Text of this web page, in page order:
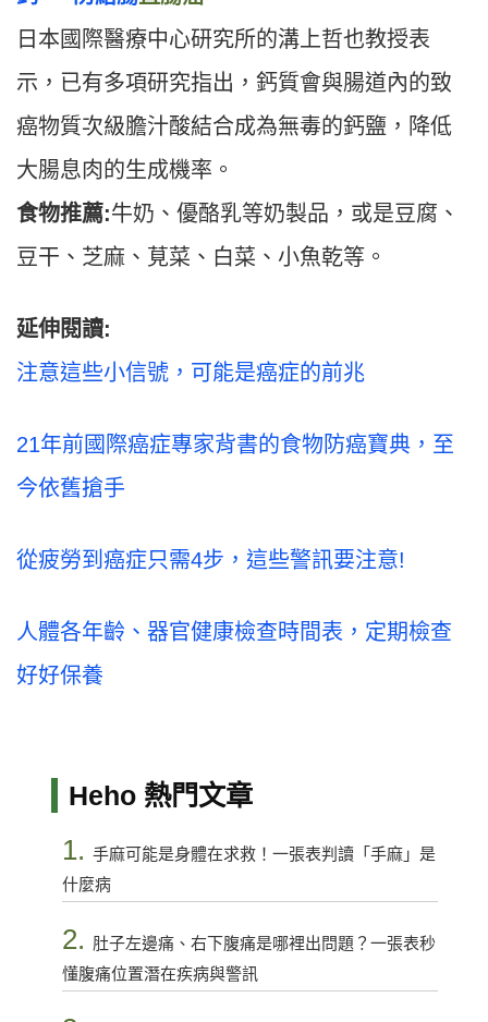
日本國際醫療中心研究所的溝上哲也教授表
示，已有多項研究指出，鈣質會與腸道內的致
癌物質次級膽汁酸結合成為無毒的鈣鹽，降低
大腸息肉的生成機率。
食物推薦:牛奶、優酪乳等奶製品，或是豆腐、
豆干、芝麻、莧菜、白菜、小魚乾等。
延伸閱讀:
注意這些小信號，可能是癌症的前兆
21年前國際癌症專家背書的食物防癌寶典，至
今依舊搶手
從疲勞到癌症只需4步，這些警訊要注意!
人體各年齡、器官健康檢查時間表，定期檢查
好好保養
Heho 熱門文章
1. 手麻可能是身體在求救！一張表判讀「手麻」是
什麼病
2. 肚子左邊痛、右下腹痛是哪裡出問題？一張表秒
懂腹痛位置潛在疾病與警訊